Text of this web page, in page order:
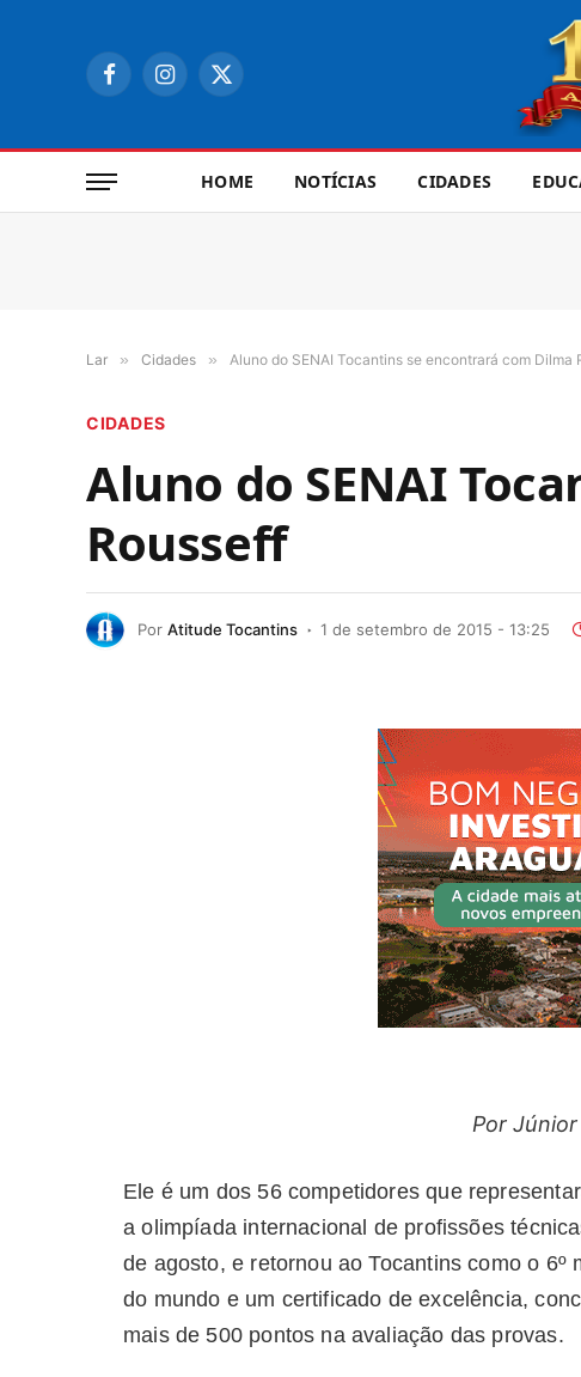
FacebookInstagram
X
HOME NOTÍCIAS CIDADES
Lar » Cidades » Aluno do SENAI Tocantins se encontrará com Dilma
CIDADES
Aluno do SENAI
Rousseff
Por Atitude Tocantins 1 de setembro de 2015 - 13:25
Por
Ele é um dos 56 competidores que
a olimpíada internacional de profissões
de agosto, e retornou ao Tocantins como o
do mundo e um certificado de excelência,
mais de 500 pontos na avaliação das provas.